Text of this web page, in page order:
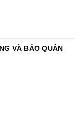
VÀ BẢO QUẢN